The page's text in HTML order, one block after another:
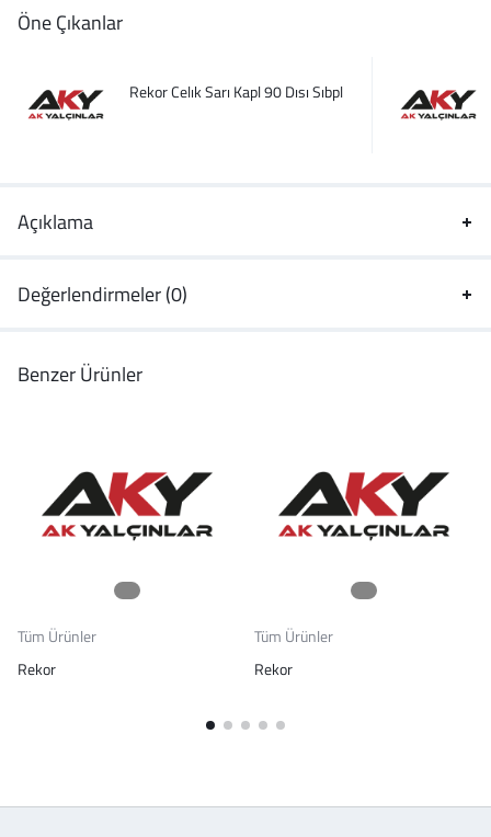
Öne Çıkanlar
Rekor Celık Sarı Kapl 90 Dısı Sıbpl
Açıklama
Değerlendirmeler (0)
Benzer Ürünler
Tüm Ürünler
Rekor
Tüm Ürünler
Rekor